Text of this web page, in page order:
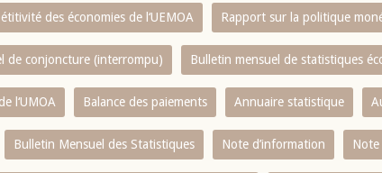
des économies de l‘UEMOA Rapport sur la politique
de conjoncture (interrompu) Bulletin mensuel de statistiques
l‘UMOA Balance des paiements Annuaire statistique
Bulletin Mensuel des Statistiques Note d’information Note